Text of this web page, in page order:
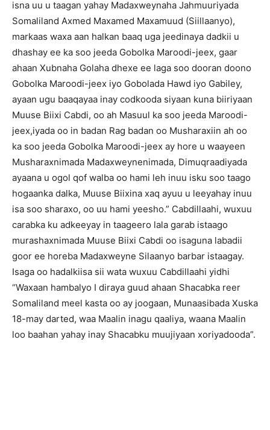
isna uu u taagan yahay Madaxweynaha Jahmuuriyada
Somaliland Axmed Maxamed Maxamuud (Siillaanyo),
markaas waxa aan halkan baaq uga jeedinaya dadkii u
dhashay ee ka soo jeeda Gobolka Maroodi-jeex, gaar
ahaan Xubnaha Golaha dhexe ee laga soo dooran doono
Gobolka Maroodi-jeex iyo Gobolada Hawd iyo Gabiley,
ayaan ugu baaqayaa inay codkooda siyaan kuna biiriyaan
Muuse Biixi Cabdi, oo ah Masuul ka soo jeeda Maroodi-
jeex,iyada oo in badan Rag badan oo Musharaxiin ah oo
ka soo jeeda Gobolka Maroodi-jeex ay hore u waayeen
Musharaxnimada Madaxweynenimada, Dimuqraadiyada
ayaana u ogol qof walba oo hami leh inuu isku soo taago
hogaanka dalka, Muuse Biixina xaq ayuu u leeyahay inuu
isa soo sharaxo, oo uu hami yeesho.” Cabdillaahi, wuxuu
carabka ku adkeeyay in taageero lala garab istaago
murashaxnimada Muuse Biixi Cabdi oo isaguna labadii
goor ee horeba Madaxweyne Silaanyo barbar istaagay.
Isaga oo hadalkiisa sii wata wuxuu Cabdillaahi yidhi
“Waxaan hambalyo I diraya guud ahaan Shacabka reer
Somaliland meel kasta oo ay joogaan, Munaasibada Xuska
18-may darted, waa Maalin inagu qaaliya, waana Maalin
loo baahan yahay inay Shacabku muujiyaan xoriyadooda”.